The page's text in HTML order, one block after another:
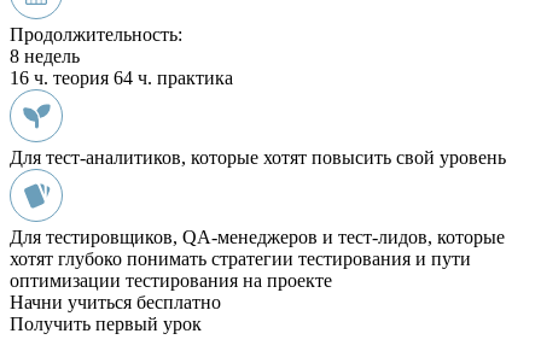
Продолжительность:
8 недель
16 ч. теория 64 ч. практика
Для тест-аналитиков, которые хотят повысить свой уровень
Для тестировщиков, QA-менеджеров и тест-лидов, которые
хотят глубоко понимать стратегии тестирования и пути
оптимизации тестирования на проекте
Начни учиться бесплатно
Получить первый урок